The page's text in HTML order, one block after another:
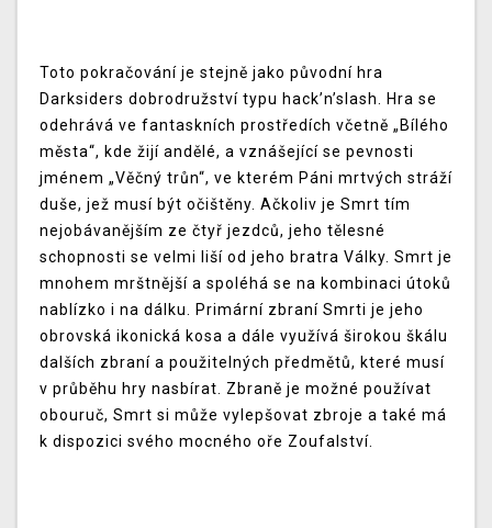
Toto pokračování je stejně jako původní hra
Darksiders dobrodružství typu hack’n’slash. Hra se
odehrává ve fantaskních prostředích včetně „Bílého
města“, kde žijí andělé, a vznášející se pevnosti
jménem „Věčný trůn“, ve kterém Páni mrtvých stráží
duše, jež musí být očištěny. Ačkoliv je Smrt tím
nejobávanějším ze čtyř jezdců, jeho tělesné
schopnosti se velmi liší od jeho bratra Války. Smrt je
mnohem mrštnější a spoléhá se na kombinaci útoků
nablízko i na dálku. Primární zbraní Smrti je jeho
obrovská ikonická kosa a dále využívá širokou škálu
dalších zbraní a použitelných předmětů, které musí
v průběhu hry nasbírat. Zbraně je možné používat
obouruč, Smrt si může vylepšovat zbroje a také má
k dispozici svého mocného oře Zoufalství.